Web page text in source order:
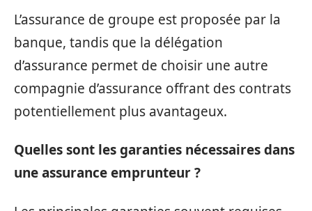
L’assurance de groupe est proposée par la
banque, tandis que la délégation
d’assurance permet de choisir une autre
compagnie d’assurance offrant des contrats
potentiellement plus avantageux.
Quelles sont les garanties nécessaires dans
une assurance emprunteur ?